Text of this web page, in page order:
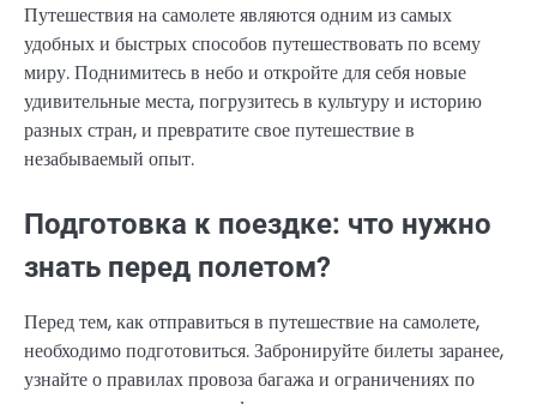
Путешествия на самолете являются одним из самых
удобных и быстрых способов путешествовать по всему
миру. Поднимитесь в небо и откройте для себя новые
удивительные места, погрузитесь в культуру и историю
разных стран, и превратите свое путешествие в
незабываемый опыт.
Подготовка к поездке: что нужно
знать перед полетом?
Перед тем, как отправиться в путешествие на самолете,
необходимо подготовиться. Забронируйте билеты заранее,
узнайте о правилах провоза багажа и ограничениях по